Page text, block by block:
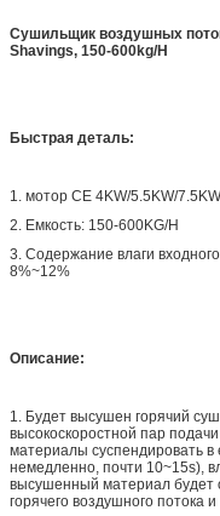
Сушильщик воздушных
Shavings, 150-600kg/H
Быстрая деталь:
1. мотор CE 4KW/5.5KW/7.5KW
2. Емкость: 150-600KG/H
3. Содержание влаги
8%~12%
Описание:
1. Будет высушен горячий
высокоскоростной пар
материалы суспендировать
немедленно, почти 10~15s),
высушенный материал будет
горячего воздушного потока